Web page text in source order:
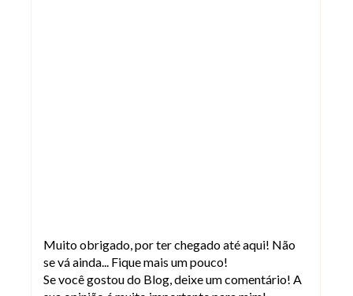
Muito obrigado, por ter chegado até aqui! Não
se vá ainda... Fique mais um pouco!
Se você gostou do Blog, deixe um comentário! A